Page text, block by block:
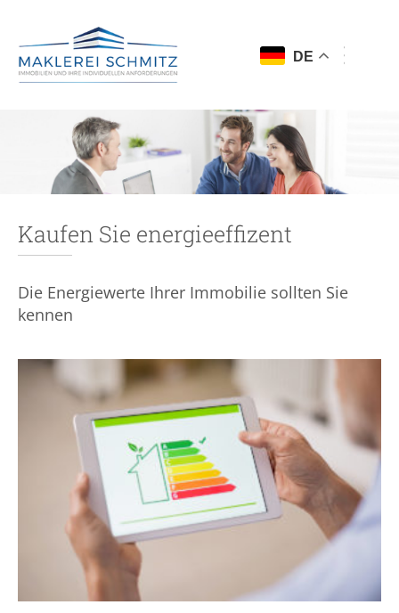
DE
Kaufen Sie energieeffizent
Die Energiewerte Ihrer Immobilie sollten Sie
kennen